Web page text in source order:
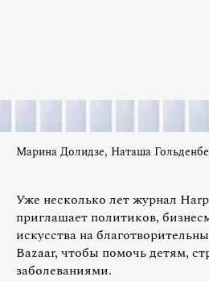
Марина Долидзе, Наташа
Уже несколько лет журнал
приглашает политиков,
искусства на
Bazaar, чтобы помочь детям,
заболеваниями.